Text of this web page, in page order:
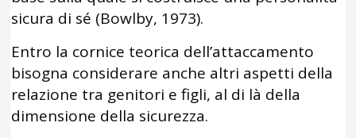
sicura di sé (Bowlby, 1973).
Entro la cornice teorica dell’attaccamento
bisogna considerare anche altri aspetti della
relazione tra genitori e figli, al di là della
dimensione della sicurezza.